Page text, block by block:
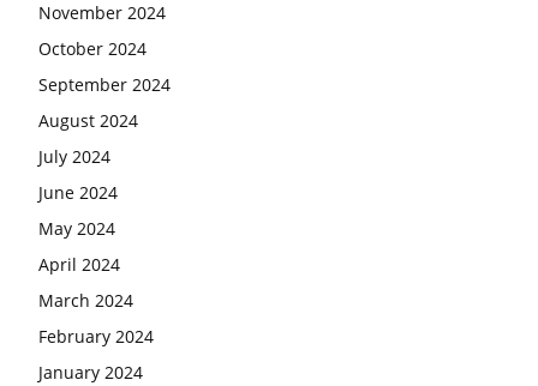
November 2024
October 2024
September 2024
August 2024
July 2024
June 2024
May 2024
April 2024
March 2024
February 2024
January 2024